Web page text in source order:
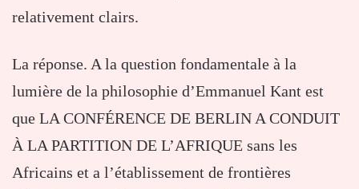
relativement clairs.
La réponse. A la question fondamentale à la
lumière de la philosophie d’Emmanuel Kant est
que LA CONFÉRENCE DE BERLIN A CONDUIT
À LA PARTITION DE L’AFRIQUE sans les
Africains et a l’établissement de frontières